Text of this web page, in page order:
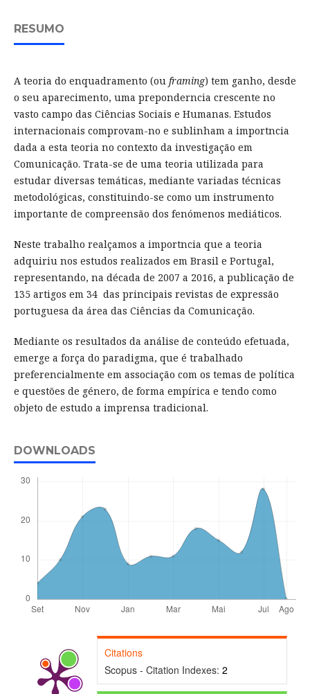
RESUMO
A teoria do enquadramento (ou framing) tem ganho, desde
o seu aparecimento, uma preponderncia crescente no
vasto campo das Ciências Sociais e Humanas. Estudos
internacionais comprovam-no e sublinham a importncia
dada a esta teoria no contexto da investigação em
Comunicação. Trata-se de uma teoria utilizada para
estudar diversas temáticas, mediante variadas técnicas
metodológicas, constituindo-se como um instrumento
importante de compreensão dos fenómenos mediáticos.
Neste trabalho realçamos a importncia que a teoria
adquiriu nos estudos realizados em Brasil e Portugal,
representando, na década de 2007 a 2016, a publicação de
135 artigos em 34 das principais revistas de expressão
portuguesa da área das Ciências da Comunicação.
Mediante os resultados da análise de conteúdo efetuada,
emerge a força do paradigma, que é trabalhado
preferencialmente em associação com os temas de política
e questões de género, de forma empírica e tendo como
objeto de estudo a imprensa tradicional.
DOWNLOADS
Citations
Scopus - Citation Indexes: 2